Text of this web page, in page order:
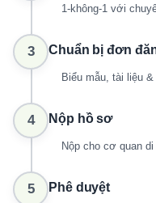
1-không-1 với
3 Chuẩn bị đơn
Biểu mẫu, tài liệu
4 Nộp hồ sơ
Nộp cho cơ quan di
5 Phê duyệt